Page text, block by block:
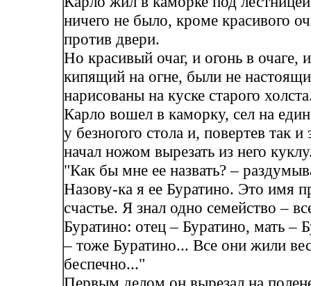
ничего не было, кроме красивого
против двери.
Но красивый очаг, и огонь в очаге,
кипящий на огне, были не
нарисованы на куске старого
Карло вошел в каморку, сел на
у безногого стола и, повертев так и
начал ножом вырезать из него
"Как бы мне ее назвать? –
Назову-ка я ее Буратино. Это имя
счастье. Я знал одно семейство –
Буратино: отец – Буратино, мать –
– тоже Буратино... Все они жили
беспечно..."